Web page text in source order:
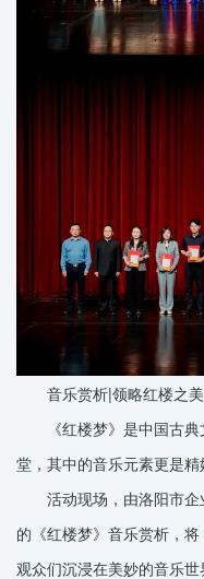
音乐赏析|领略红楼之美
《红楼梦》是中国古典
堂，其中的音乐元素更是精
活动现场，由洛阳市企
的《红楼梦》音乐赏析，将
观众们沉浸在美妙的音乐